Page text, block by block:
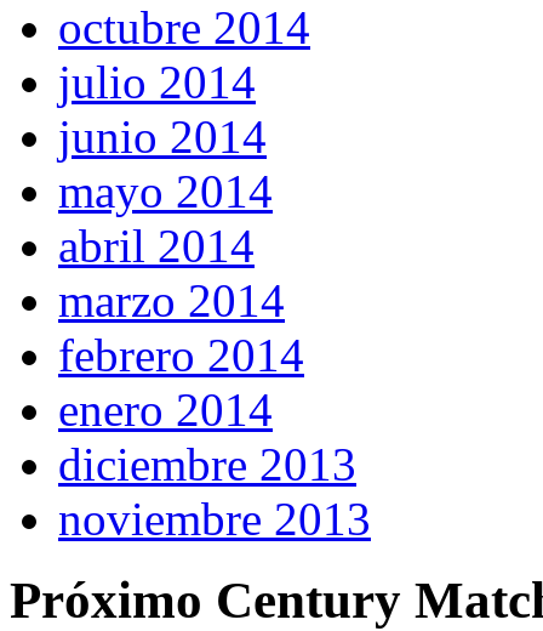
octubre 2014
julio 2014
junio 2014
mayo 2014
abril 2014
marzo 2014
febrero 2014
enero 2014
diciembre 2013
noviembre 2013
Próximo Century